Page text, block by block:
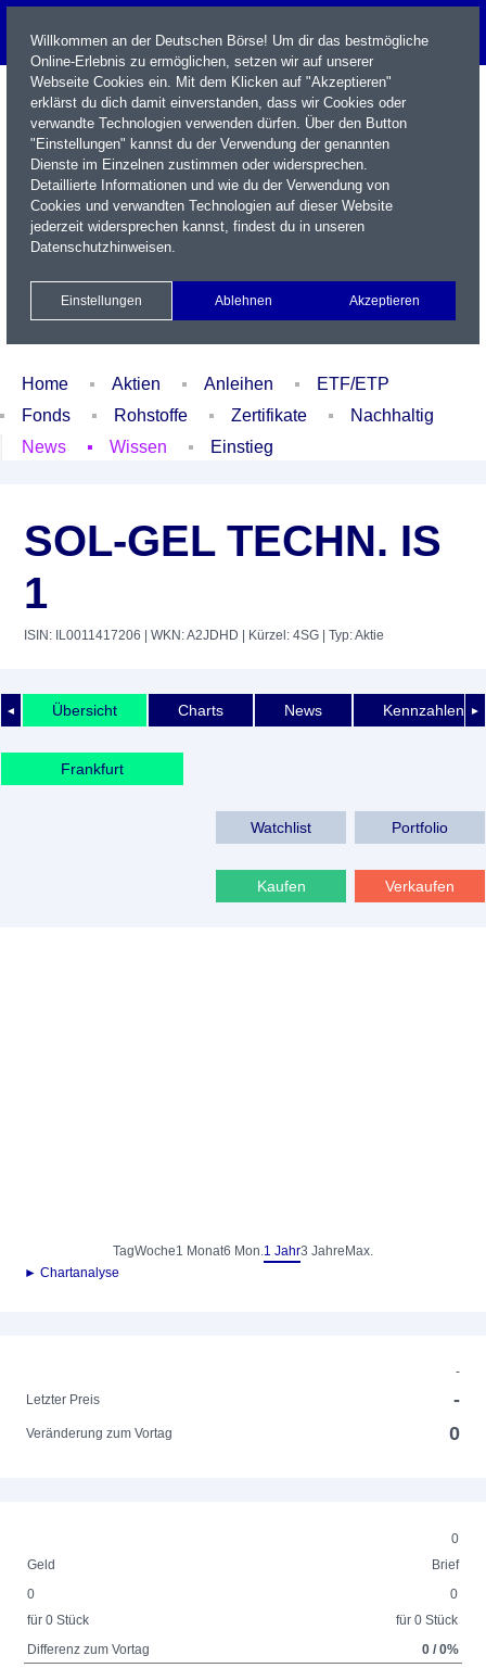
Name / WKN / ISIN / Kürzel
Xetra Realtime
Watchlist Portfolio Login
Home Aktien Anleihen
ETF/ETP
Fonds
Rohstoffe Zertifikate
Nachhaltig
News
Wissen Einstieg
SOL-GEL TECHN. IS
1
ISIN: IL0011417206 | WKN: A2JDHD | Kürzel: 4SG | Typ: Aktie
◄ ►
Übersicht Charts News Kennzahlen
Frankfurt
Watchlist Portfolio
Kaufen Verkaufen
TagWoche1 Monat6 Mon.1 Jahr3 Jahre Max.
► Chartanalyse
-
Letzter Preis
-
Veränderung zum Vortag 0
0
Geld
Brief
0
für 0 Stück
0
für 0 Stück
Differenz zum Vortag
0 / 0%
Willkommen an der Deutschen Börse! Um dir das bestmögliche
Online-Erlebnis zu ermöglichen, setzen wir auf unserer
Webseite Cookies ein. Mit dem Klicken auf "Akzeptieren"
erklärst du dich damit einverstanden, dass wir Cookies oder
verwandte Technologien verwenden dürfen. Über den Button
"Einstellungen" kannst du der Verwendung der genannten
Dienste im Einzelnen zustimmen oder widersprechen.
Detaillierte Informationen und wie du der Verwendung von
Cookies und verwandten Technologien auf dieser Website
jederzeit widersprechen kannst, findest du in unseren
Datenschutzhinweisen.
Einstellungen Ablehnen Akzeptieren